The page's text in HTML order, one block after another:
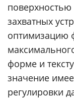
захватных
оптимизацию
форме и
значение
регулировки